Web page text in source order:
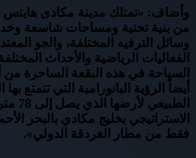
وأضاف: «تمتلك مدينة مكادى هايتس
من بنية تحتية ومساحات شاسعة
وسائل الترفيه المختلفة، والجو
الفعاليات الرياضية والأحداث
السياحة في هذه البقعة
أيضاً الرؤية البانورامية التي تتمتع
فقط من مطار الغردقة الدولي».